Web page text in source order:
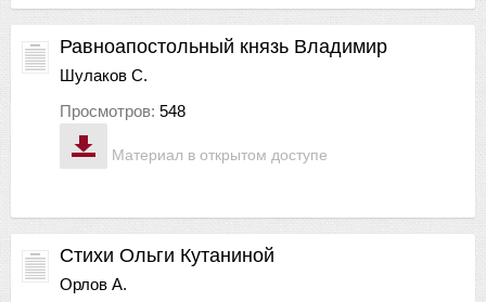
Материал в открытом доступе
Равноапостольный князь Владимир
Шулаков С.
Просмотров: 548
Стихи Ольги Кутаниной
Орлов А.